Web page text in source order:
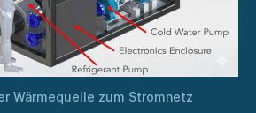
Wärmequelle zum Stromnetz